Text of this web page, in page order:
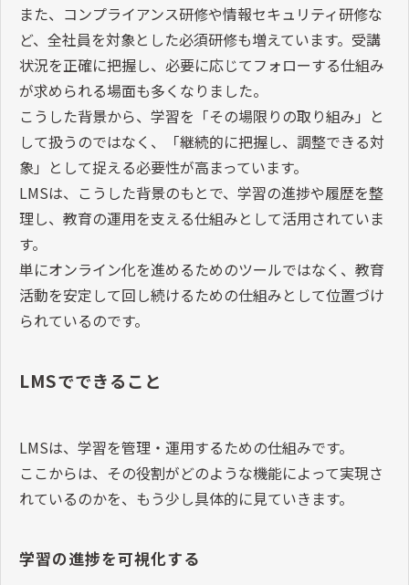
また、コンプライアンス研修や情報セキュリティ研修な
ど、全社員を対象とした必須研修も増えています。受講
状況を正確に把握し、必要に応じてフォローする仕組み
が求められる場面も多くなりました。
こうした背景から、学習を「その場限りの取り組み」と
して扱うのではなく、「継続的に把握し、調整できる対
象」として捉える必要性が高まっています。
LMSは、こうした背景のもとで、学習の進捗や履歴を整
理し、教育の運用を支える仕組みとして活用されていま
す。
単にオンライン化を進めるためのツールではなく、教育
活動を安定して回し続けるための仕組みとして位置づけ
られているのです。
LMSでできること
LMSは、学習を管理・運用するための仕組みです。
ここからは、その役割がどのような機能によって実現さ
れているのかを、もう少し具体的に見ていきます。
学習の進捗を可視化する